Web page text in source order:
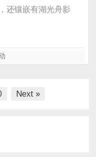
还镶嵌有湖光舟影
Next »